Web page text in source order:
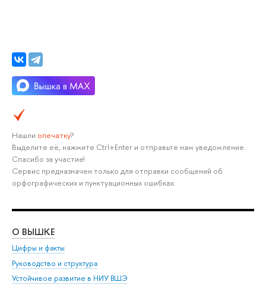
Нашли опечатку?
Выделите её, нажмите Ctrl+Enter и отправьте нам уведомление.
Спасибо за участие!
Сервис предназначен только для отправки сообщений об
орфографических и пунктуационных ошибках.
О ВЫШКЕ
Цифры и факты
Руководство и структура
Устойчивое развитие в НИУ ВШЭ